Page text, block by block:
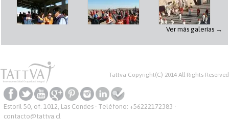
Ver más galerías →
Tattva Copyright(C) 2014 All Rights Reserved
Estoril 50, of. 1012, Las Condes · Teléfono: +56222172383 ·
contacto@tattva.cl